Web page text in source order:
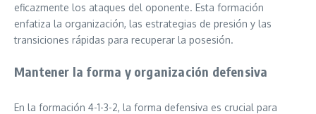
eficazmente los ataques del oponente. Esta formación
enfatiza la organización, las estrategias de presión y las
transiciones rápidas para recuperar la posesión.
Mantener la forma y organización defensiva
En la formación 4-1-3-2, la forma defensiva es crucial para